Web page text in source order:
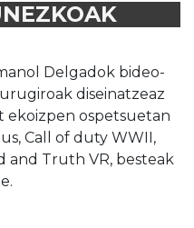
Delgadok bideo-
diseinatzeaz
ekoizpen ospetsuetan
Call of duty WWII,
and Truth VR, besteak